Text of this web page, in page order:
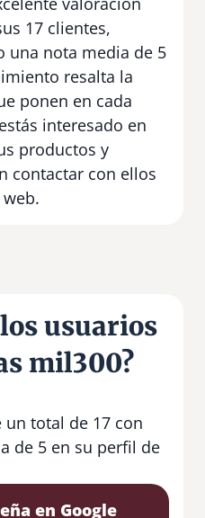
17 clientes,
una nota media de 5
resalta la
ponen en cada
interesado en
productos y
contactar con ellos
usuarios
mil300?
un total de 17 con
de 5 en su perfil de
en Google